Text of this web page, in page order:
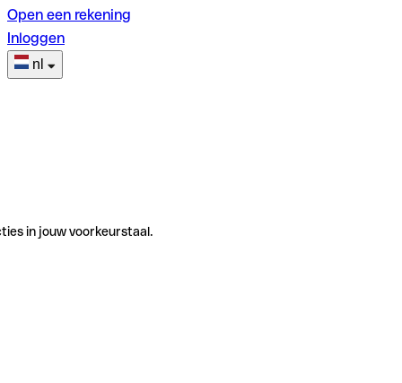
Open een rekening
Inloggen
nl
in jouw voorkeurstaal.